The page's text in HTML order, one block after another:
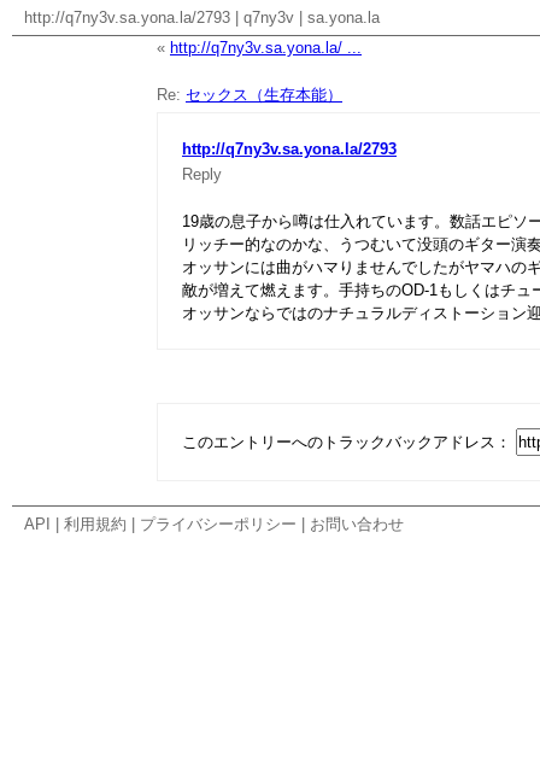
http://q7ny3v.sa.yona.la/2793 q7ny3v
sa.yona.la
« http://q7ny3v.sa.yona.la/ ...
Re: セックス（生存本能）
http://q7ny3v.sa.yona.la/2793
Reply
19歳の息子から噂は仕入れています。数話エピソ
リッチー的なのかな、うつむいて没頭のギター演
オッサンには曲がハマりませんでしたがヤマハの
敵が増えて燃えます。手持ちのOD-1もしくはチュ
オッサンならではのナチュラルディストーション
このエントリーへのトラックバックアドレス：
API 利用規約 プライバシーポリシー お問い合わせ